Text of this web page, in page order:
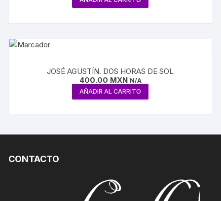
JOSÉ AGUSTÍN. DOS HORAS DE SOL
400.00 MXN N/A
AÑADIR AL CARRITO
CONTACTO